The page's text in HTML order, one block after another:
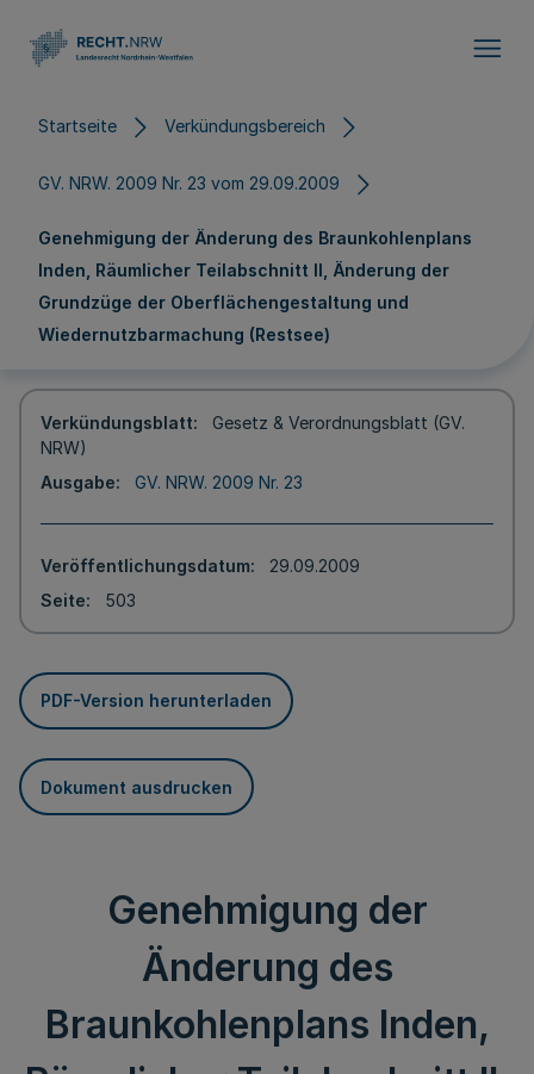
Startseite Verkündungsbereich
GV. NRW. 2009 Nr. 23 vom 29.09.2009
Genehmigung der Änderung des Braunkohlenplans
Inden, Räumlicher Teilabschnitt II, Änderung der
Grundzüge der Oberflächengestaltung und
Wiedernutzbarmachung (Restsee)
Verkündungsblatt
Gesetz & Verordnungsblatt (GV.
NRW)
Ausgabe
GV. NRW. 2009 Nr. 23
Veröffentlichungsdatum
29.09.2009
Seite
503
PDF-Version herunterladen
Dokument ausdrucken
Genehmigung der
Änderung des
Braunkohlenplans Inden,